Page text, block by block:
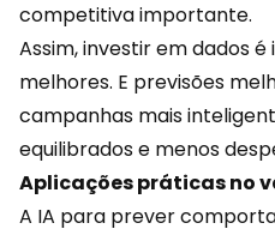
competitiva importante.
Assim, investir em dados
melhores. E previsões
campanhas mais
equilibrados e menos
Aplicações práticas no
A IA para prever